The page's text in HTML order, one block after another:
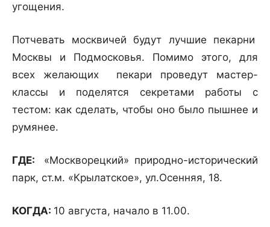
угощения.
Потчевать москвичей будут лучшие пекарни
Москвы и Подмосковья. Помимо этого, для
всех желающих пекари проведут мастер-
классы и поделятся секретами работы с
тестом: как сделать, чтобы оно было пышнее и
румянее.
ГДЕ: «Москворецкий» природно-исторический
парк, ст.м. «Крылатское», ул.Осенняя, 18.
КОГДА: 10 августа, начало в 11.00.